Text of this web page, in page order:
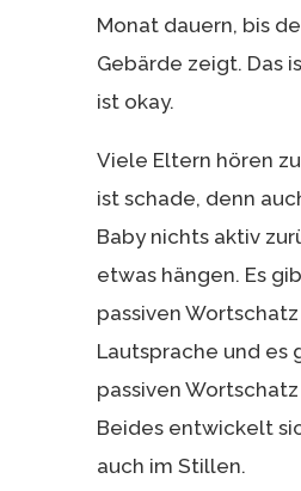
Monat dauern, bis
Gebärde zeigt. Das
ist okay.
Viele Eltern hören
ist schade, denn
Baby nichts aktiv
etwas hängen. Es
passiven
Lautsprache und es
passiven
Beides entwickelt
auch im Stillen.